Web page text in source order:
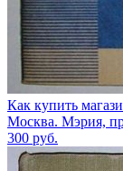
Как купить
Москва. Мэрия,
300 руб.